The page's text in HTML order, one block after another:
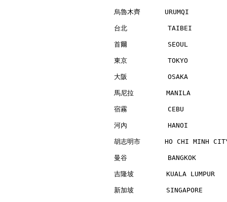
烏魯木齊      URUMQI
台北          TAIBEI
首爾          SEOUL
東京          TOKYO
大阪          OSAKA
馬尼拉        MANILA
宿霧          CEBU
河內          HANOI
胡志明市      HO CHI MINH
曼谷          BANGKOK
吉隆坡        KUALA LUMPUR
新加坡        SINGAPORE